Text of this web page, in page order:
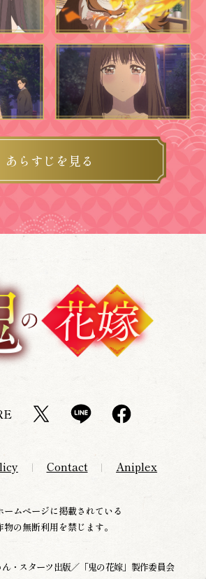
あらすじを見る
Contact Aniplex
ームページに掲載されている
物の無断利用を禁じます。
・スターツ出版／「鬼の花嫁」製作委員会